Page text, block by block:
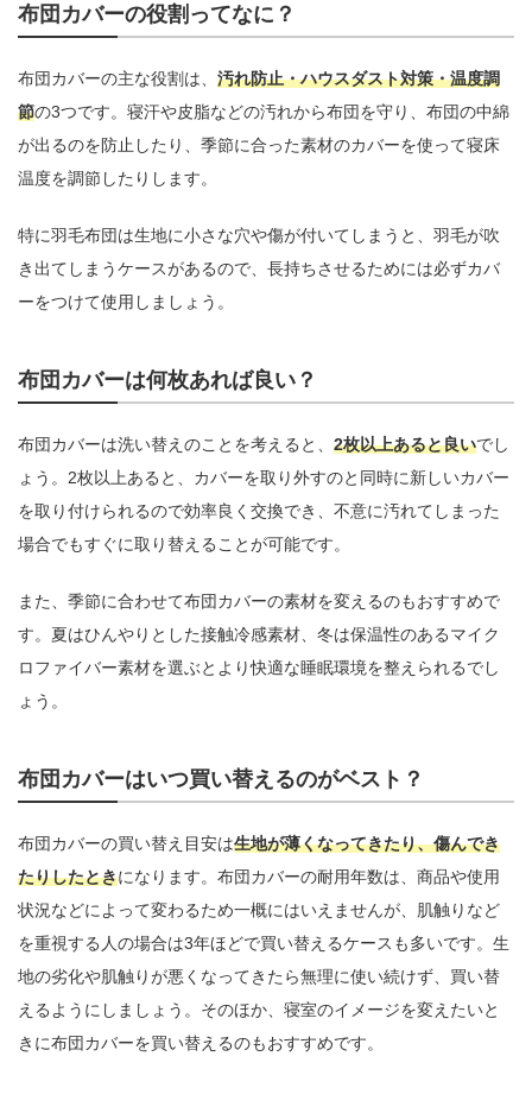
布団カバーの役割ってなに？
布団カバーの主な役割は、 汚れ防止・ハウスダスト対策・温度調
節の3つです。寝汗や皮脂などの汚れから布団を守り、布団の中綿
が出るのを防止したり、季節に合った素材のカバーを使って寝床
温度を調節したりします。
特に羽毛布団は生地に小さな穴や傷が付いてしまうと、羽毛が吹
き出てしまうケースがあるので、長持ちさせるためには必ずカバ
ーをつけて使用しましょう。
布団カバーは何枚あれば良い？
布団カバーは洗い替えのことを考えると、 2枚以上あると良いでし
ょう。2枚以上あると、カバーを取り外すのと同時に新しいカバー
を取り付けられるので効率良く交換でき、不意に汚れてしまった
場合でもすぐに取り替えることが可能です。
また、季節に合わせて布団カバーの素材を変えるのもおすすめで
す。夏はひんやりとした接触冷感素材、冬は保温性のあるマイク
ロファイバー素材を選ぶとより快適な睡眠環境を整えられるでし
ょう。
布団カバーはいつ買い替えるのがベスト？
布団カバーの買い替え目安は生地が薄くなってきたり、傷んでき
たりしたときになります。布団カバーの耐用年数は、商品や使用
状況などによって変わるため一概にはいえませんが、肌触りなど
を重視する人の場合は3年ほどで買い替えるケースも多いです。生
地の劣化や肌触りが悪くなってきたら無理に使い続けず、買い替
えるようにしましょう。そのほか、寝室のイメージを変えたいと
きに布団カバーを買い替えるのもおすすめです。